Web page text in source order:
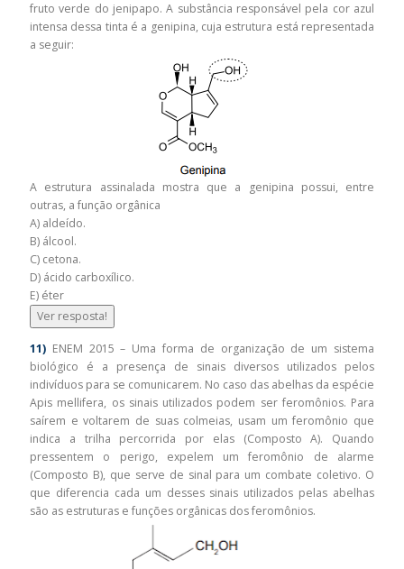
fruto verde do jenipapo. A substância responsável pela cor azul
intensa dessa tinta é a genipina, cuja estrutura está representada
a seguir:
A estrutura assinalada mostra que a genipina possui, entre
outras, a função orgânica
A) aldeído.
B) álcool.
C) cetona.
D) ácido carboxílico.
E) éter
Ver resposta!
11) ENEM 2015 – Uma forma de organização de um sistema
biológico é a presença de sinais diversos utilizados pelos
indivíduos para se comunicarem. No caso das abelhas da espécie
Apis mellifera, os sinais utilizados podem ser feromônios. Para
saírem e voltarem de suas colmeias, usam um feromônio que
indica a trilha percorrida por elas (Composto A). Quando
pressentem o perigo, expelem um feromônio de alarme
(Composto B), que serve de sinal para um combate coletivo. O
que diferencia cada um desses sinais utilizados pelas abelhas
são as estruturas e funções orgânicas dos feromônios.